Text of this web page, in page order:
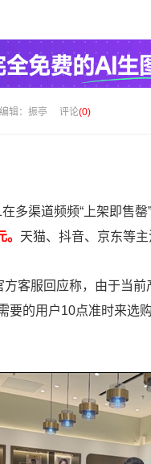
编辑：振亭 评论(0)
多渠道频频“上架即售罄”
天猫、抖音、京东等
方客服回应称，由于当
的用户10点准时来选购